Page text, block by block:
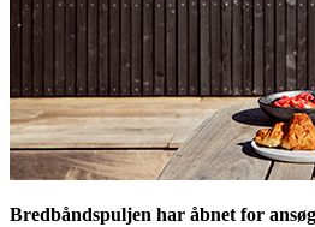
Bredbåndspuljen har åbnet for